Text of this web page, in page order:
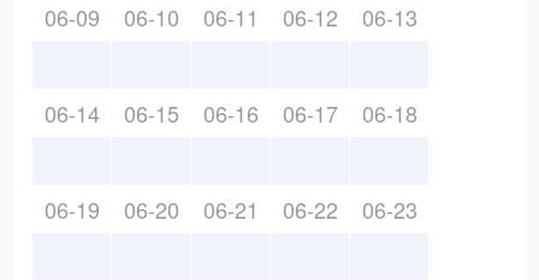
06-09 06-10 06-11 06-12 06-13
06-14 06-15 06-16 06-17 06-18
06-19 06-20 06-21 06-22 06-23